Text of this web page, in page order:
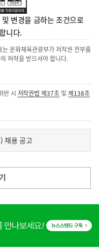
변경을 금하는 조건으로
니다.
문화체육관광부가 저작권 전부를
허락을 받으셔야 합니다.
반 시 저작권법 제37조 및제138조
채용 공고